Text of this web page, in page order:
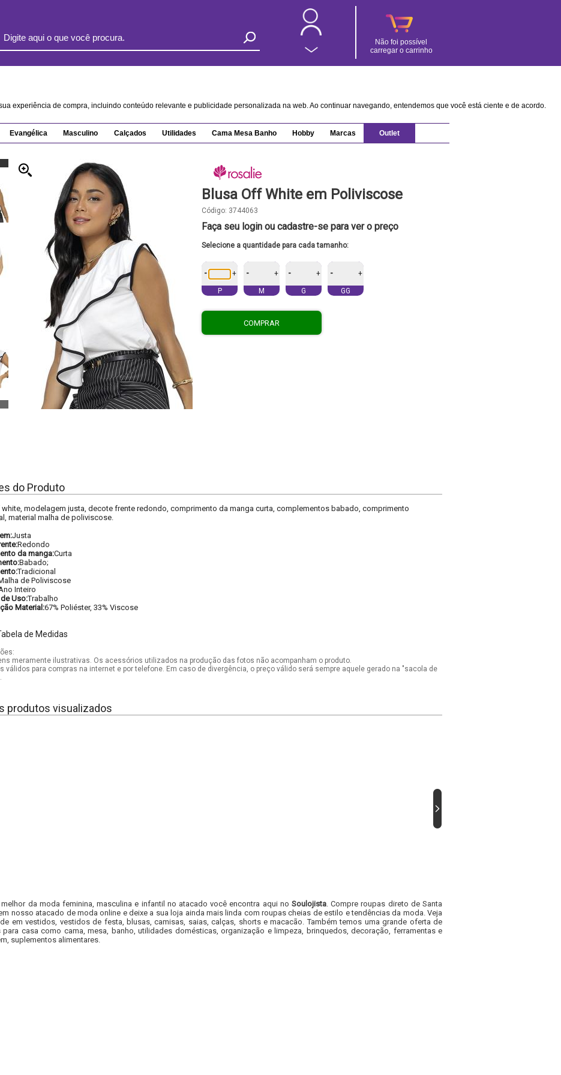
Não foi possível
carregar o carrinho
experiência de compra, incluindo conteúdo relevante e publicidade personalizada na web. Ao continuar navegando, entendemos que você está ciente e de acordo.
Evangélica Masculino Calçados Utilidades Cama Mesa Banho Hobby Marcas Outlet
Blusa Off White em Poliviscose
Código: 3744063
Faça seu login ou cadastre-se para ver o preço
Selecione a quantidade para cada tamanho:
- +
P
- +
M
- +
G
- +
GG
COMPRAR
do Produto
modelagem justa, decote frente redondo, comprimento da manga curta, complementos babado, comprimento
material malha de poliviscose.
Justa
Redondo
da manga:Curta
Babado;
Tradicional
de Poliviscose
Inteiro
Uso:Trabalho
Material:67% Poliéster, 33% Viscose
de Medidas
meramente ilustrativas. Os acessórios utilizados na produção das fotos não acompanham o produto.
válidos para compras na internet e por telefone. Em caso de divergência, o preço válido será sempre aquele gerado na "sacola de
produtos visualizados
da moda feminina, masculina e infantil no atacado você encontra aqui no Soulojista. Compre roupas direto de Santa
nosso atacado de moda online e deixe a sua loja ainda mais linda com roupas cheias de estilo e tendências da moda. Veja
em vestidos, vestidos de festa, blusas, camisas, saias, calças, shorts e macacão. Também temos uma grande oferta de
casa como cama, mesa, banho, utilidades domésticas, organização e limpeza, brinquedos, decoração, ferramentas e
suplementos alimentares.